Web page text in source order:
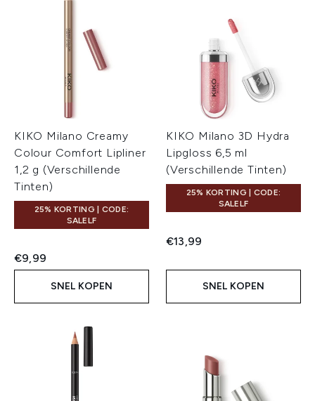
KIKO Milano Creamy
Colour Comfort Lipliner
1,2 g (Verschillende
Tinten)
25% KORTING | CODE:
SALELF
€9,99
SNEL KOPEN
KIKO Milano 3D Hydra
Lipgloss 6,5 ml
(Verschillende Tinten)
25% KORTING | CODE:
SALELF
€13,99
SNEL KOPEN